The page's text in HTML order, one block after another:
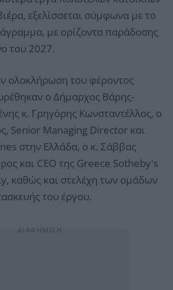
εξελίσσεται σύμφωνα με το
με ορίζοντα παράδοσης
του 2027.
ολοκλήρωση του φέροντος
ο Δήμαρχος Βάρης-
κ. Γρηγόρης Κωνσταντέλλος, ο
Senior Managing Director και
στην Ελλάδα, ο κ. Σάββας
και CEO της Greece Sotheby's
καθώς και στελέχη των ομάδων
του έργου.